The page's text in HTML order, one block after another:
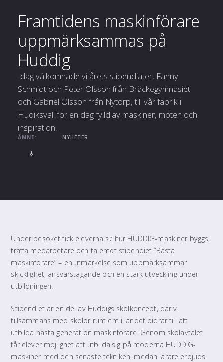
Framtidens maskinförare
uppmärksammas på
Huddig
Idag välkomnade vi årets stipendiater, Fanny
Schmidt och Peter Olsson från Bräckegymnasiet
och Gabriel Olsson från Nytorp, till vår fabrik i
Hudiksvall för en dag fylld av maskiner, möten och
inspiration.
ÄMNE: NYHETER
Under besöket fick eleverna se hur HUDDIG-maskiner byggs,
träffa medarbetare och ta emot stipendiet ”Bästa
maskinförare” – en utmärkelse som uppmärksammar
skicklighet, ansvarstagande och en stark utveckling under
utbildningen.
Stipendiet är en del av Huddigs skolkoncept, där vi
tillsammans med skolor runt om i landet bidrar till att
utbilda nästa generation maskinförare. Genom skolavtalet
får elever möjlighet att utbilda sig på moderna HUDDIG-
maskiner med den senaste tekniken, medan lärare erbjuds